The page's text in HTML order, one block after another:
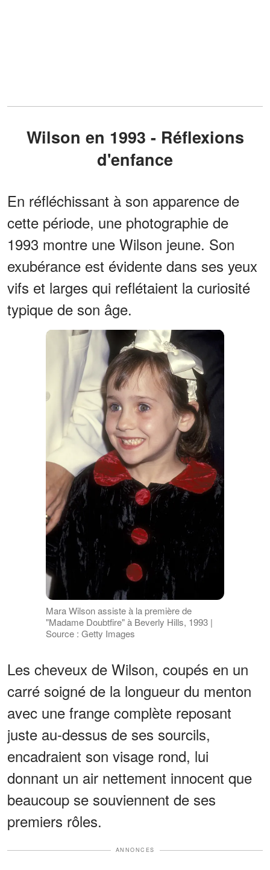
Wilson en 1993 - Réflexions
d'enfance
En réfléchissant à son apparence de
cette période, une photographie de
1993 montre une Wilson jeune. Son
exubérance est évidente dans ses yeux
vifs et larges qui reflétaient la curiosité
typique de son âge.
Mara Wilson assiste à la première de
"Madame Doubtfire" à Beverly Hills, 1993 |
Source : Getty Images
Les cheveux de Wilson, coupés en un
carré soigné de la longueur du menton
avec une frange complète reposant
juste au-dessus de ses sourcils,
encadraient son visage rond, lui
donnant un air nettement innocent que
beaucoup se souviennent de ses
premiers rôles.
ANNONCES